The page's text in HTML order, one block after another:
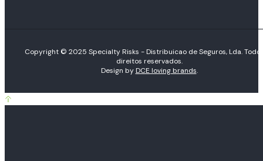
Copyright © 2025 Specialty Risks - Distribuicao de Seguros, Lda.
direitos reservados.
Design by DCE loving brands.